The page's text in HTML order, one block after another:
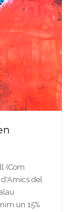
(Com
d'Amics del
un 15%